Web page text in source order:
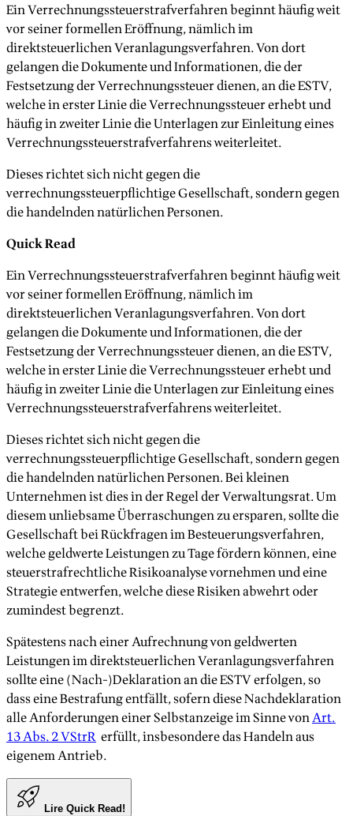
Ein Verrechnungssteuerstrafverfahren beginnt häufig weit
vor seiner formellen Eröffnung, nämlich im
direktsteuerlichen Veranlagungsverfahren. Von dort
gelangen die Dokumente und Informationen, die der
Festsetzung der Verrechnungssteuer dienen, an die ESTV,
welche in erster Linie die Verrechnungssteuer erhebt und
häufig in zweiter Linie die Unterlagen zur Einleitung eines
Verrechnungssteuerstrafverfahrens weiterleitet.
Dieses richtet sich nicht gegen die
verrechnungssteuerpflichtige Gesellschaft, sondern gegen
die handelnden natürlichen Personen.
Quick Read
Ein Verrechnungssteuerstrafverfahren beginnt häufig weit
vor seiner formellen Eröffnung, nämlich im
direktsteuerlichen Veranlagungsverfahren. Von dort
gelangen die Dokumente und Informationen, die der
Festsetzung der Verrechnungssteuer dienen, an die ESTV,
welche in erster Linie die Verrechnungssteuer erhebt und
häufig in zweiter Linie die Unterlagen zur Einleitung eines
Verrechnungssteuerstrafverfahrens weiterleitet.
Dieses richtet sich nicht gegen die
verrechnungssteuerpflichtige Gesellschaft, sondern gegen
die handelnden natürlichen Personen. Bei kleinen
Unternehmen ist dies in der Regel der Verwaltungsrat. Um
diesem unliebsame Überraschungen zu ersparen, sollte die
Gesellschaft bei Rückfragen im Besteuerungsverfahren,
welche geldwerte Leistungen zu Tage fördern können, eine
steuerstrafrechtliche Risikoanalyse vornehmen und eine
Strategie entwerfen, welche diese Risiken abwehrt oder
zumindest begrenzt.
Spätestens nach einer Aufrechnung von geldwerten
Leistungen im direktsteuerlichen Veranlagungsverfahren
sollte eine (Nach-)Deklaration an die ESTV erfolgen, so
dass eine Bestrafung entfällt, sofern diese Nachdeklaration
alle Anforderungen einer Selbstanzeige im Sinne vonArt.
13 Abs. 2 VStrR erfüllt, insbesondere das Handeln aus
eigenem Antrieb.
Lire Quick Read!